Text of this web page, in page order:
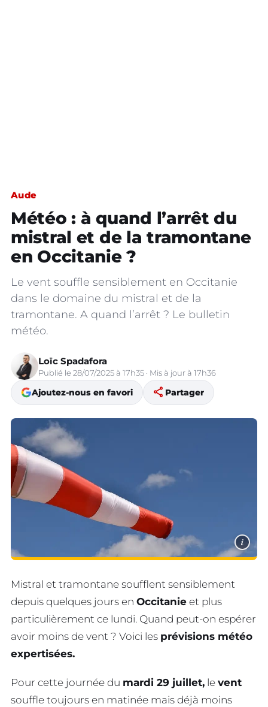
Aude
Météo : à quand l’arrêt du
mistral et de la tramontane
en Occitanie ?
Le vent souffle sensiblement en Occitanie
dans le domaine du mistral et de la
tramontane. A quand l’arrêt ? Le bulletin
météo.
Loïc Spadafora
Publié le 28/07/2025 à 17h35 · Mis à jour à 17h36
Ajoutez-nous en favori share Partager
i
Mistral et tramontane soufflent sensiblement
depuis quelques jours en Occitanie et plus
particulièrement ce lundi. Quand peut-on espérer
avoir moins de vent ? Voici les prévisions météo
expertisées.
Pour cette journée du mardi 29 juillet, le vent
souffle toujours en matinée mais déjà moins